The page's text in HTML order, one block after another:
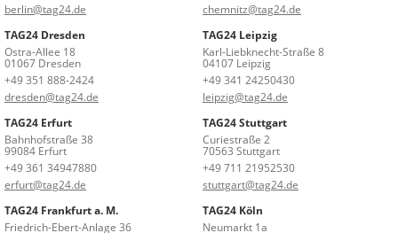
berlin@tag24.de
chemnitz@tag24.de
TAG24 Dresden
Ostra-Allee 18
01067 Dresden
+49 351 888-2424
dresden@tag24.de
TAG24 Leipzig
Karl-Liebknecht-Straße 8
04107 Leipzig
+49 341 24250430
leipzig@tag24.de
TAG24 Erfurt
Bahnhofstraße 38
99084 Erfurt
+49 361 34947880
erfurt@tag24.de
TAG24 Stuttgart
Curiestraße 2
70563 Stuttgart
+49 711 21952530
stuttgart@tag24.de
TAG24 Frankfurt a. M.
Friedrich-Ebert-Anlage 36
TAG24 Köln
Neumarkt 1a